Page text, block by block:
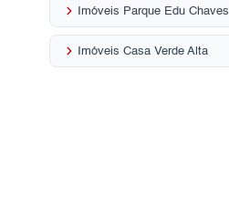
keyboard_arrow_right Imóveis Parque Edu Chaves
keyboard_arrow_right Imóveis Casa Verde Alta